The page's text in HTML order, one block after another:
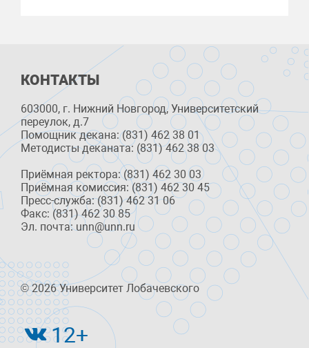
КОНТАКТЫ
603000, г. Нижний Новгород, Университетский
переулок, д.7
Помощник декана: (831) 462 38 01
Методисты деканата: (831) 462 38 03
Приёмная ректора: (831) 462 30 03
Приёмная комиссия: (831) 462 30 45
Пресс-служба: (831) 462 31 06
Факс: (831) 462 30 85
Эл. почта: unn@unn.ru
© 2026 Университет Лобачевского
12+